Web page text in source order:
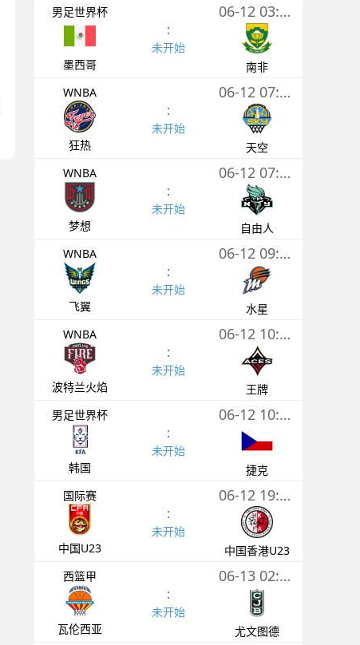
男足世界杯
墨西哥
:
未开始
06-12 03:00
南非
WNBA
狂热
:
未开始
06-12 07:00
天空
WNBA
梦想
:
未开始
06-12 07:30
自由人
WNBA
飞翼
:
未开始
06-12 09:00
水星
WNBA
波特兰火焰
:
未开始
06-12 10:00
王牌
男足世界杯
韩国
:
未开始
06-12 10:00
捷克
国际赛
中国U23
:
未开始
06-12 19:30
中国香港U23
西篮甲
瓦伦西亚
:
未开始
06-13 02:00
尤文图德